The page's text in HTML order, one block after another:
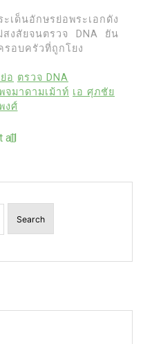
เด็นอักษรย่อพระเอกดัง
สงสัยจนตรวจ DNA ยัน
รอบครัวที่ถูกโยง
อ ตรวจ DNA
จมาดามเม้าท์ เอ ศุภชัย
งศ์
all